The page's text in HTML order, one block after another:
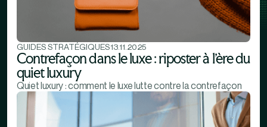
GUIDES STRATÉGIQUES13.11.2025
Contrefaçon dans le luxe : riposter à l’ère du
quiet luxury
Quiet luxury : comment le luxe lutte contre la contrefaçon